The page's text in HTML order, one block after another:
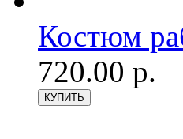
Костюм
720.00 р.